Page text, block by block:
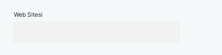
Web Sitesi